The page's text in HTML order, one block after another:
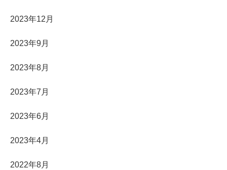
2023年12月
2023年9月
2023年8月
2023年7月
2023年6月
2023年4月
2022年8月